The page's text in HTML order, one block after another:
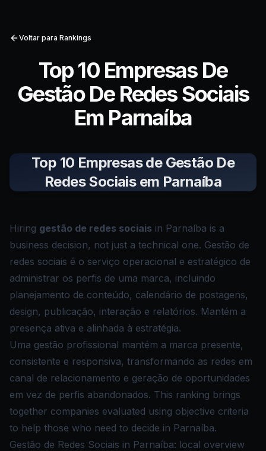
Voltar para Rankings
Top 10 Empresas De
Gestão De Redes Sociais
Em Parnaíba
Top 10 Empresas de Gestão De
Redes Sociais em Parnaíba
Hiring gestão de redes sociais in Parnaíba is a
business decision, not just a technical one. Gestão de
redes sociais é o serviço operacional e estratégico de
administrar os perfis de uma marca, incluindo
planejamento de conteúdo, calendário de postagens,
design, publicação, interação e relatórios. Mantém a
presença ativa e alinhada à estratégia.
Uma gestão profissional mantém a marca presente,
consistente e responsiva, transformando as redes em
canal de relacionamento e geração de oportunidades
em vez de perfis abandonados. This ranking brings
together companies evaluated using objective criteria
to help those who need to decide in Parnaíba.
Gestão de Redes Sociais in Parnaíba: local overview